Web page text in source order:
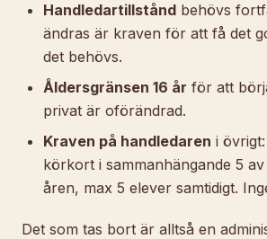
Handledartillstånd behövs
ändras är kraven för att få det
det behövs.
Åldersgränsen 16 år för att
privat är oförändrad.
Kraven på handledaren i
körkort i sammanhängande 5 av
åren, max 5 elever samtidigt.
Det som tas bort är alltså en